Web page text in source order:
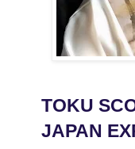
TOKU
JAPAN